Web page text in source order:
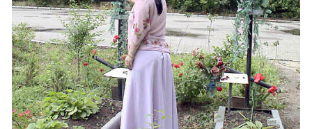
ЗАСТАВЛЯЕТ
КАВКАЗ ЗА ПАЛЕСТИНУ
ИНАКОМЫСЛИЕ В ЧЕЧНЕ
ПРЕСЛЕДОВАНИЕ АКТИВИСТОВ
МОБИЛИЗАЦИЯ И ПРОТЕСТЫ
Дагестан
Ингушетия
Кабардино-Балкария
Калмыкия
Карачаево-Черкесия
Краснодарский край